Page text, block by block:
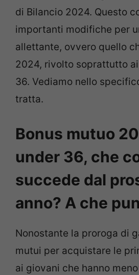
di Bilancio 2024. Questo
importanti modifiche per
allettante, ovvero quello
2024, rivolto soprattutto
36. Vediamo nello
tratta.
Bonus mutuo
under 36, che
succede dal
anno? A che
Nonostante la proroga di
mutui per acquistare le
ai giovani che hanno